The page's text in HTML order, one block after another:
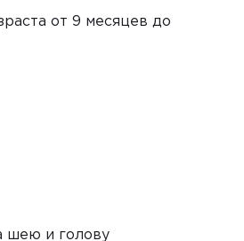
от 9 месяцев до
шею и голову